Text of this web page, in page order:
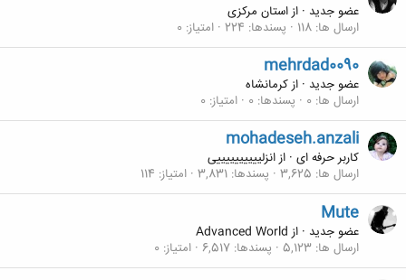
عضو جدید · ازاستان مرکزی
ارسال ها 118 پسندها 224 امتیاز 0
mehrdad0090
عضو جدید · ازکرمانشاه
ارسال ها 0 پسندها 0 امتیاز 0
mohadeseh.anzali
کاربر حرفه ای · ازانزلییییییییییی
ارسال ها 3,625 پسندها 3,831 امتیاز 114
Mute
عضو جدید · از Advanced World
ارسال ها 5,123 پسندها 6,517 امتیاز 0